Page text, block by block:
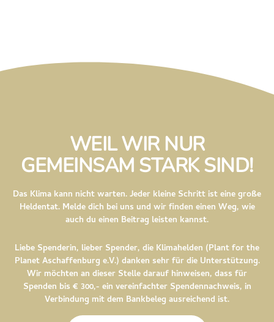
WEIL WIR NUR
GEMEINSAM STARK SIND!
Das Klima kann nicht warten. Jeder kleine Schritt ist eine große
Heldentat. Melde dich bei uns und wir finden einen Weg, wie
auch du einen Beitrag leisten kannst.
Liebe Spenderin, lieber Spender, die Klimahelden (Plant for the
Planet Aschaffenburg e.V.) danken sehr für die Unterstützung.
Wir möchten an dieser Stelle darauf hinweisen, dass für
Spenden bis € 300,- ein vereinfachter Spendennachweis, in
Verbindung mit dem Bankbeleg ausreichend ist.